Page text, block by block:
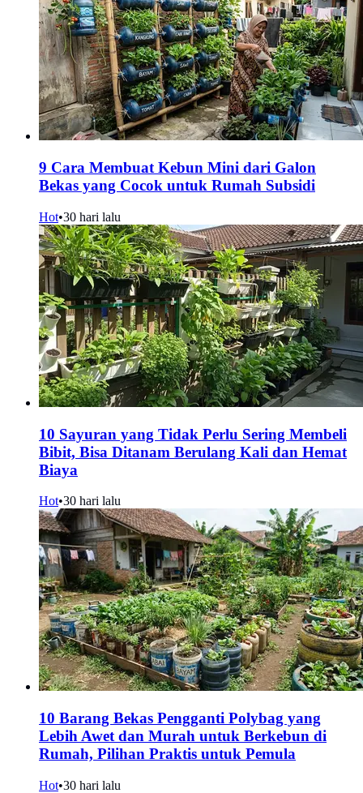
9 Cara Membuat Kebun Mini dari Galon
Bekas yang Cocok untuk Rumah Subsidi
Hot•30 hari lalu
10 Sayuran yang Tidak Perlu Sering Membeli
Bibit, Bisa Ditanam Berulang Kali dan Hemat
Biaya
Hot•30 hari lalu
10 Barang Bekas Pengganti Polybag yang
Lebih Awet dan Murah untuk Berkebun di
Rumah, Pilihan Praktis untuk Pemula
Hot•30 hari lalu